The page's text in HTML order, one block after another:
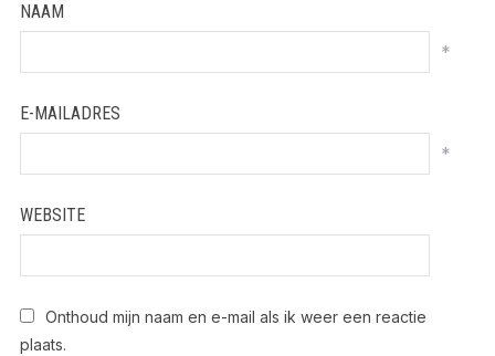
NAAM
*
E-MAILADRES
*
WEBSITE
Onthoud mijn naam en e-mail als ik weer een reactie
plaats.